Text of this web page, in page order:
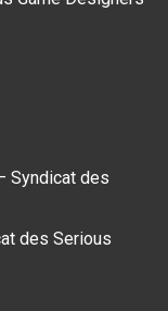
Syndicat des
des Serious